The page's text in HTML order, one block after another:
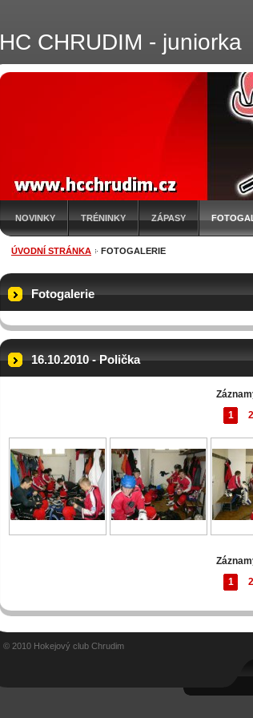
HC CHRUDIM - juniorka
NOVINKY TRÉNINKY ZÁPASY
ÚVODNÍ STRÁNKA FOTOGALERIE
Fotogalerie
16.10.2010 - Polička
1
2
1
2
© 2010 Hokejový club Chrudim